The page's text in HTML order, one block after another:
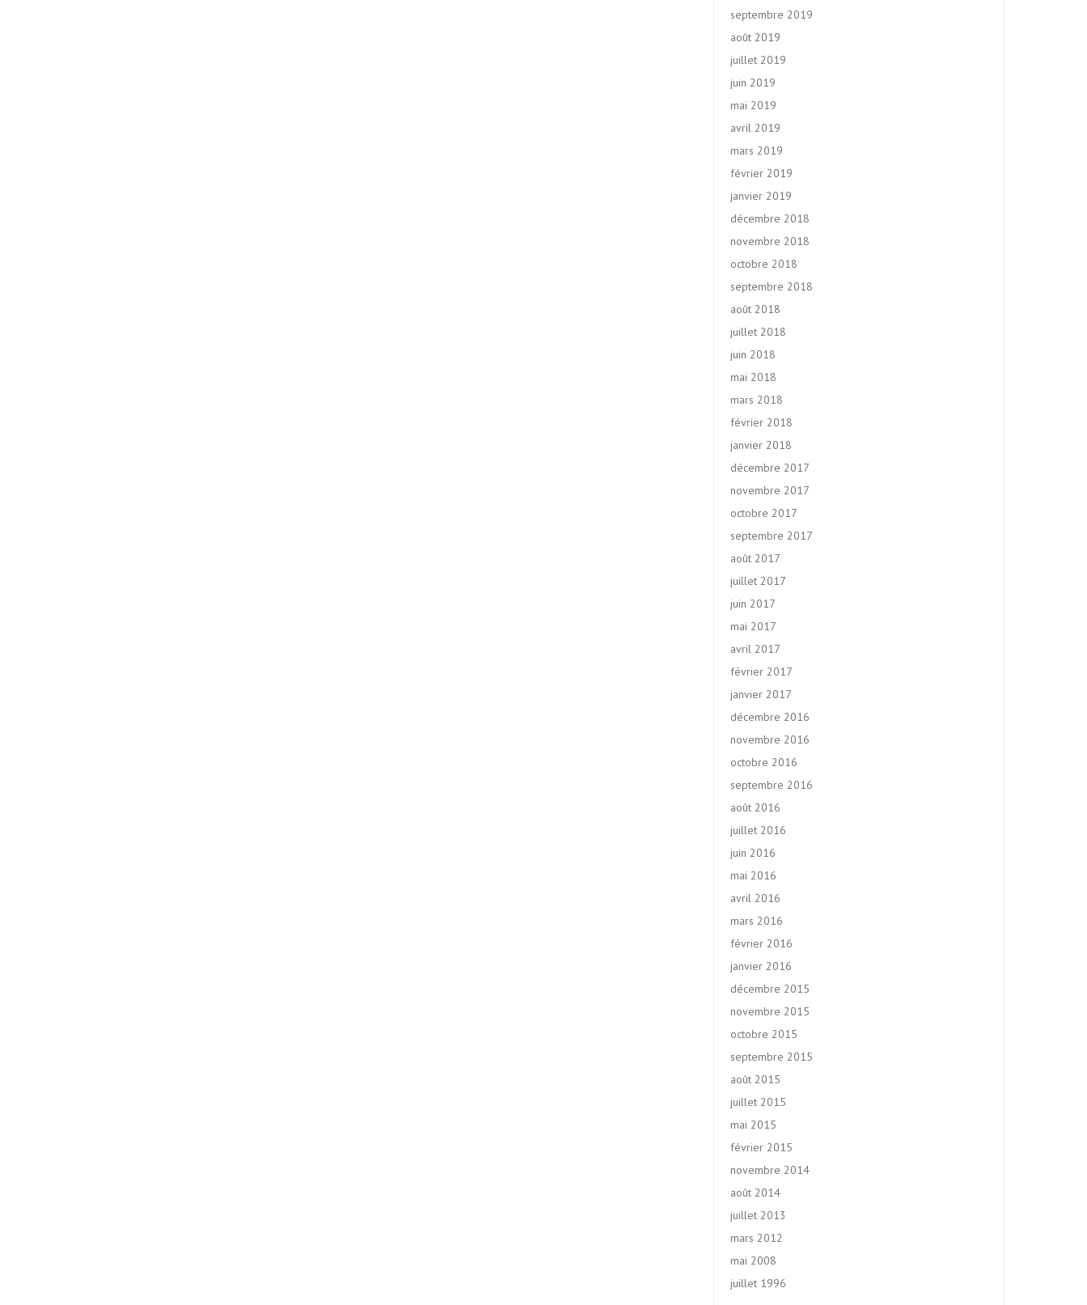
septembre 2019
août 2019
juillet 2019
juin 2019
mai 2019
avril 2019
mars 2019
février 2019
janvier 2019
décembre 2018
novembre 2018
octobre 2018
septembre 2018
août 2018
juillet 2018
juin 2018
mai 2018
mars 2018
février 2018
janvier 2018
décembre 2017
novembre 2017
octobre 2017
septembre 2017
août 2017
juillet 2017
juin 2017
mai 2017
avril 2017
février 2017
janvier 2017
décembre 2016
novembre 2016
octobre 2016
septembre 2016
août 2016
juillet 2016
juin 2016
mai 2016
avril 2016
mars 2016
février 2016
janvier 2016
décembre 2015
novembre 2015
octobre 2015
septembre 2015
août 2015
juillet 2015
mai 2015
février 2015
novembre 2014
août 2014
juillet 2013
mars 2012
mai 2008
juillet 1996